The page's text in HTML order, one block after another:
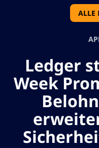
ALLE
Ledger
Week